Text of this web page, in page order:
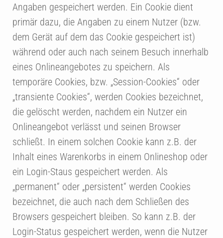
Angaben gespeichert werden. Ein Cookie dient
primär dazu, die Angaben zu einem Nutzer (bzw.
dem Gerät auf dem das Cookie gespeichert ist)
während oder auch nach seinem Besuch innerhalb
eines Onlineangebotes zu speichern. Als
temporäre Cookies, bzw. „Session-Cookies“ oder
„transiente Cookies“, werden Cookies bezeichnet,
die gelöscht werden, nachdem ein Nutzer ein
Onlineangebot verlässt und seinen Browser
schließt. In einem solchen Cookie kann z.B. der
Inhalt eines Warenkorbs in einem Onlineshop oder
ein Login-Staus gespeichert werden. Als
„permanent“ oder „persistent“ werden Cookies
bezeichnet, die auch nach dem Schließen des
Browsers gespeichert bleiben. So kann z.B. der
Login-Status gespeichert werden, wenn die Nutzer